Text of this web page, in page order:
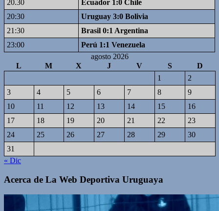
20.30
Ecuador 1:0 Chile
20:30
Uruguay 3:0 Bolivia
21:30
Brasil 0:1 Argentina
23:00
Perú 1:1 Venezuela
agosto 2026
L
M X J V S
D
1
2
3
4 5 6 7 8
9
10
11 12 13 14 15
16
17
18 19 20 21 22
23
24
25 26 27 28 29
30
31
« Dic
Acerca de La Web Deportiva Uruguaya